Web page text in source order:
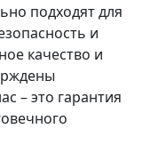
подходят для
и
качество и
– это гарантия